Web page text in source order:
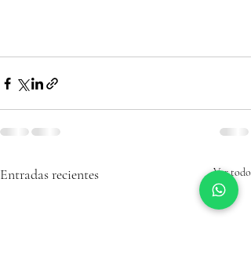
Entradas recientes Ver todo